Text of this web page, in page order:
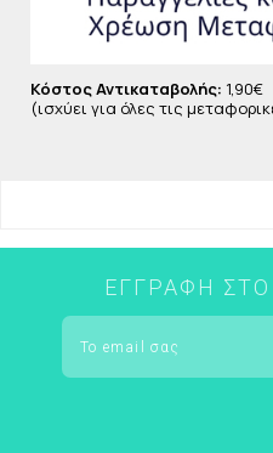
Κόστος Αντικαταβολής: 1,90€
(ισχύει για όλες τις
ΕΓΓΡΑΦΉ ΣΤΟ